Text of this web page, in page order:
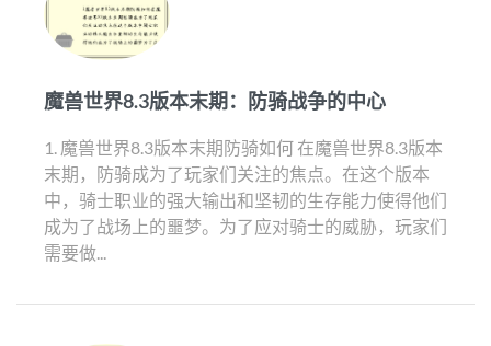
魔兽世界8.3版本末期：防骑战争的中心
1. 魔兽世界8.3版本末期防骑如何 在魔兽世界8.3版本
末期，防骑成为了玩家们关注的焦点。在这个版本
中，骑士职业的强大输出和坚韧的生存能力使得他们
成为了战场上的噩梦。为了应对骑士的威胁，玩家们
需要做...